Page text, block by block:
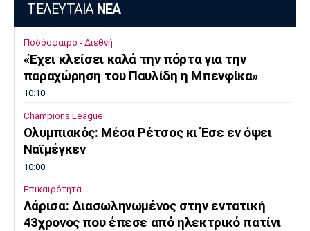
ΤΕΛΕΥΤΑΙΑ ΝΕΑ
Ποδόσφαιρο - Διεθνή
«Έχει κλείσει καλά την πόρτα για την
παραχώρηση του Παυλίδη η Μπενφίκα»
10:10
Champions League
Ολυμπιακός: Μέσα Ρέτσος κι Έσε εν όψει
Ναϊμέγκεν
10:00
Επικαιρότητα
Λάρισα: Διασωληνωμένος στην εντατική
43χρονος που έπεσε από ηλεκτρικό πατίνι